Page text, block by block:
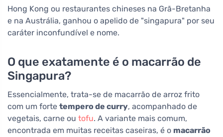
Hong Kong ou restaurantes chineses na Grã-Bretanha
e na Austrália, ganhou o apelido de "singapura" por seu
caráter inconfundível e nome.
O que exatamente é o macarrão de
Singapura?
Essencialmente, trata-se de macarrão de arroz frito
com um forte tempero de curry, acompanhado de
vegetais, carne ou tofu. A variante mais comum,
encontrada em muitas receitas caseiras, é o macarrão